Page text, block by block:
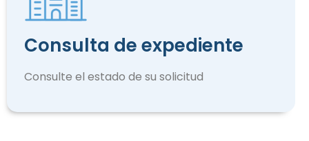
Consulta de expediente
Consulte el estado de su solicitud